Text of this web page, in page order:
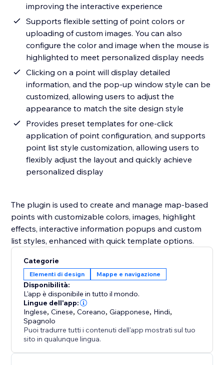
improving the interactive experience
Supports flexible setting of point colors or
uploading of custom images. You can also
configure the color and image when the mouse is
highlighted to meet personalized display needs
Clicking on a point will display detailed
information, and the pop-up window style can be
customized, allowing users to adjust the
appearance to match the site design style
Provides preset templates for one-click
application of point configuration, and supports
point list style customization, allowing users to
flexibly adjust the layout and quickly achieve
personalized display
The plugin is used to create and manage map-based
points with customizable colors, images, highlight
effects, interactive information popups and custom
list styles, enhanced with quick template options.
Categorie
Elementi di design Mappe e navigazione
Disponibilità:
L'app è disponibile in tutto il mondo.
Lingue dell'app:
Inglese,Cinese,Coreano,Giapponese, Hindi,
Spagnolo
Puoi tradurre tutti i contenuti dell'app mostrati sul tuo
sito in qualunque lingua.